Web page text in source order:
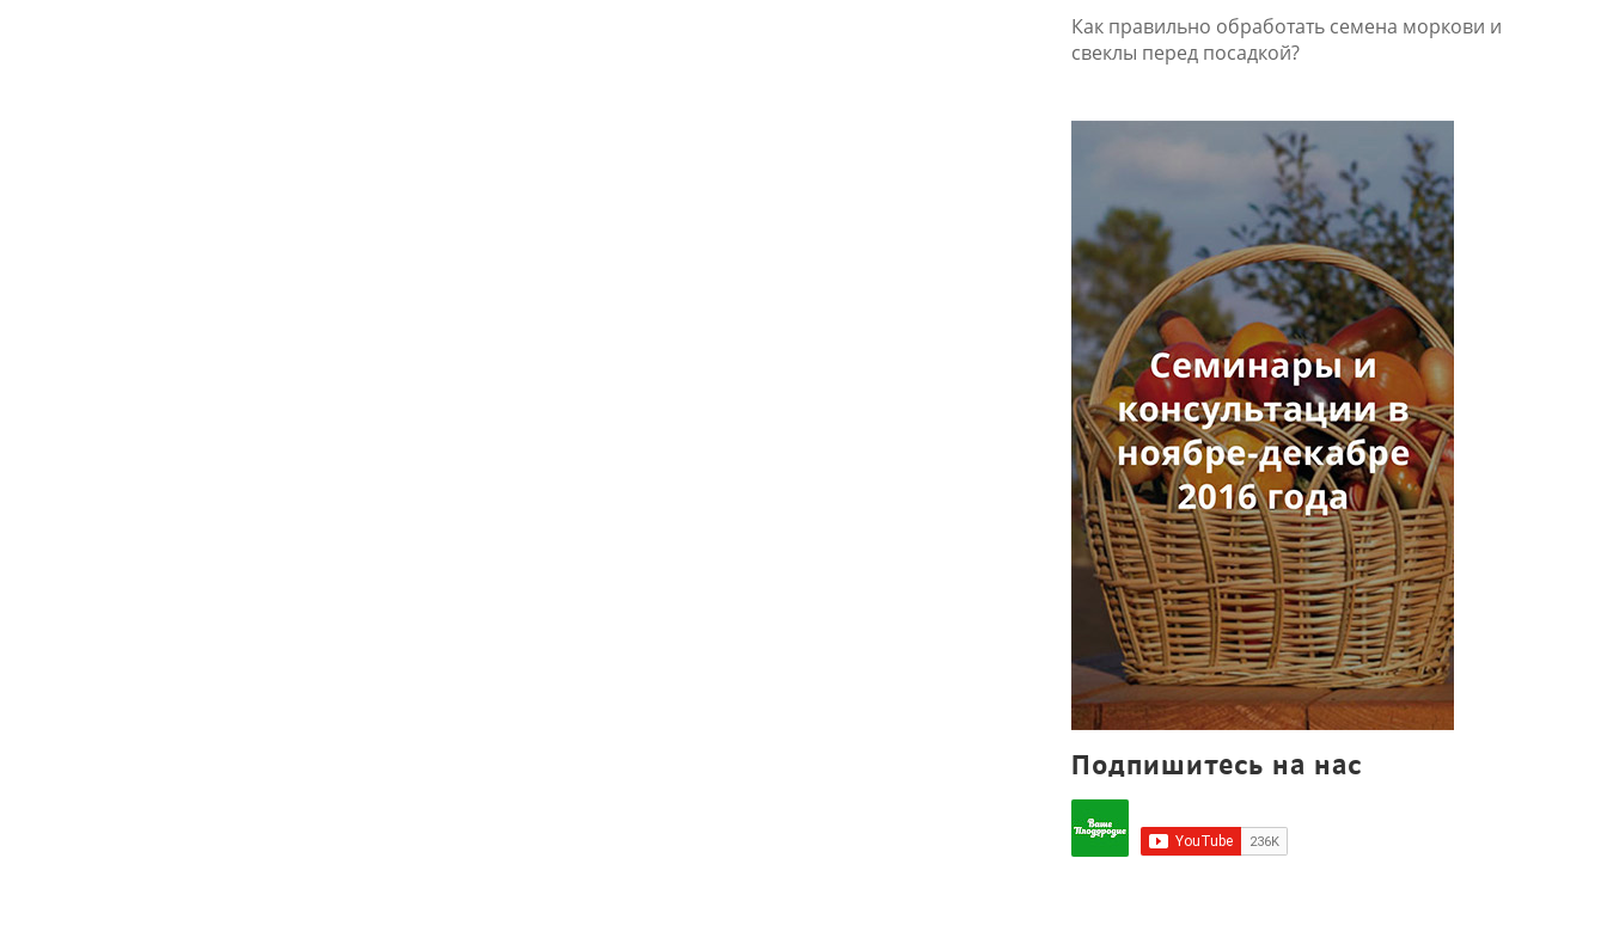
Как правильно обработать семена моркови и
свеклы перед посадкой?
Подпишитесь на нас